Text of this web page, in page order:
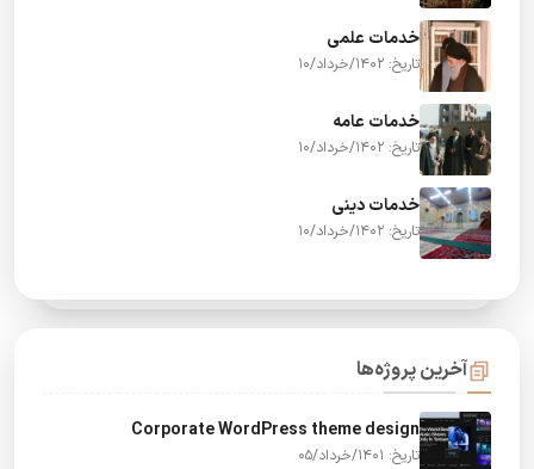
خدمات علمی
تاریخ: 1402/خرداد/10
خدمات عامه
تاریخ: 1402/خرداد/10
خدمات دینی
تاریخ: 1402/خرداد/10
آخرین پروژه‌ها
Corporate WordPress theme design
تاریخ: 1401/خرداد/05